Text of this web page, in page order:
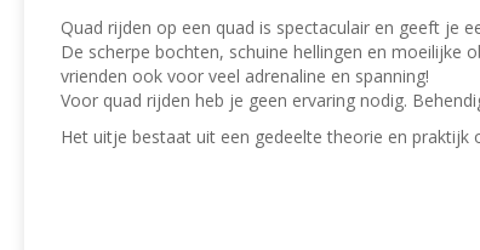
Quad rijden op een quad is spectaculair en geeft je
De scherpe bochten, schuine hellingen en moeilijke
vrienden ook voor veel adrenaline en spanning!
Voor quad rijden heb je geen ervaring nodig.
Het uitje bestaat uit een gedeelte theorie en praktijk